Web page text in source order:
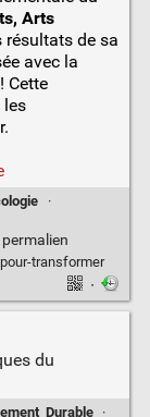
Arts
de sa
avec la
Cette
les
·
permalien
transformer
·
du
·